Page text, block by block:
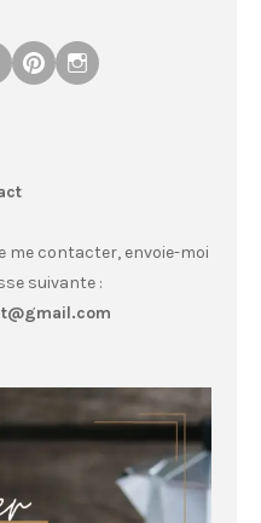
me contacter, envoie-moi
suivante :